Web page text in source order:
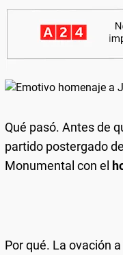
Qué pasó. Antes de
partido postergado
Monumental con el
Por qué. La ovación a